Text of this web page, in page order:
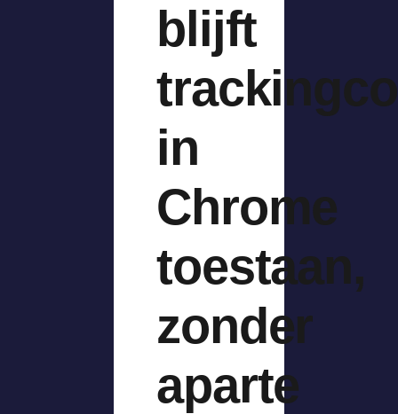
blijft
in
Chrome
toestaan,
zonder
aparte